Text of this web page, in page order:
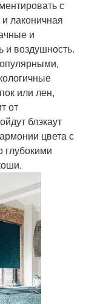
с
лаконичная
и
и воздушность.
или лен,
от
блэкаут
цвета с
глубокими